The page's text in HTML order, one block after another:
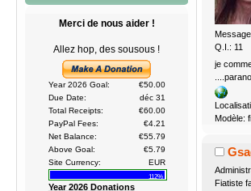
Merci de nous aider !
Allez hop, des sousous !
Year 2026 Goal:
€50.00
Due Date:
déc 31
Total Receipts:
€60.00
PayPal Fees:
€4.21
Net Balance:
€55.79
Above Goal:
€5.79
Site Currency:
EUR
112%
Year 2026 Donations
Q.I.: 11
je
Modèle:
Fiatiste